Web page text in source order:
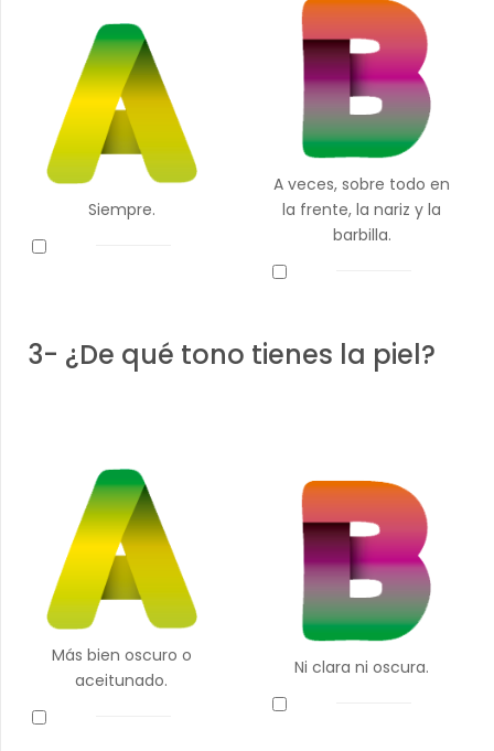
Siempre.
A veces, sobre todo en
la frente, la nariz y la
barbilla.
3- ¿De qué tono tienes la piel?
Más bien oscuro o
aceitunado.
Ni clara ni oscura.